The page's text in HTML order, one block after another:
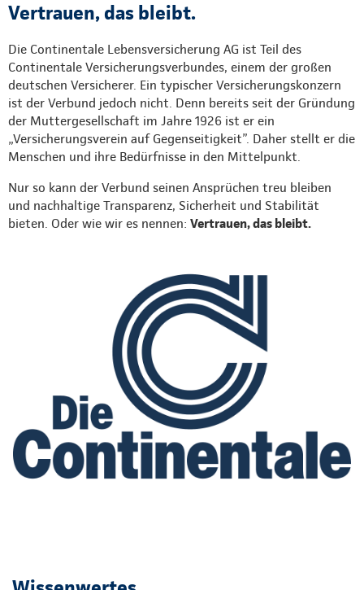
Vertrauen, das bleibt.
Die Continentale Lebensversicherung AG ist Teil des
Continentale Versicherungsverbundes, einem der großen
deutschen Versicherer. Ein typischer Versicherungskonzern
ist der Verbund jedoch nicht. Denn bereits seit der Gründung
der Muttergesellschaft im Jahre 1926 ist er ein
„Versicherungsverein auf Gegenseitigkeit”. Daher stellt er die
Menschen und ihre Bedürfnisse in den Mittelpunkt.
Nur so kann der Verbund seinen Ansprüchen treu bleiben
und nachhaltige Transparenz, Sicherheit und Stabilität
bieten. Oder wie wir es nennen: Vertrauen, das bleibt.